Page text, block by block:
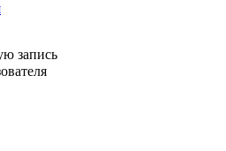
запись